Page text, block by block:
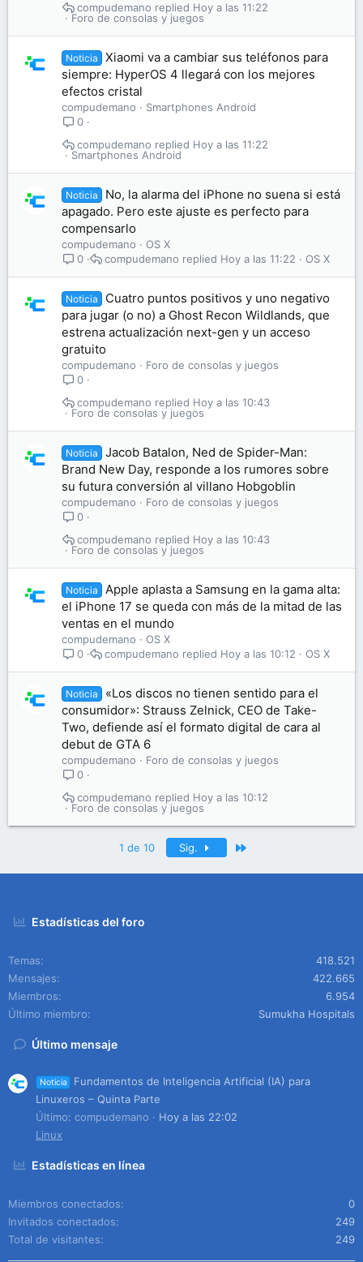
Foro de consolas y juegos
Hoy a las 11:22
compudemano
Noticia
Xiaomi va a cambiar sus teléfonos para
siempre: HyperOS 4 llegará con los mejores
efectos cristal
compudemano
Smartphones Android
0
Smartphones Android
Hoy a las 11:22
compudemano
Noticia
No, la alarma del iPhone no suena si está
apagado. Pero este ajuste es perfecto para
compensarlo
compudemano
OS X
0
OS X
Hoy a las 11:22
compudemano
Noticia
Cuatro puntos positivos y uno negativo
para jugar (o no) a Ghost Recon Wildlands, que
estrena actualización next-gen y un acceso
gratuito
compudemano
Foro de consolas y juegos
0
Foro de consolas y juegos
Hoy a las 10:43
compudemano
Noticia
Jacob Batalon, Ned de Spider-Man:
Brand New Day, responde a los rumores sobre
su futura conversión al villano Hobgoblin
compudemano
Foro de consolas y juegos
0
Foro de consolas y juegos
Hoy a las 10:43
compudemano
Noticia
Apple aplasta a Samsung en la gama alta:
el iPhone 17 se queda con más de la mitad de las
ventas en el mundo
compudemano
OS X
0
OS X
Hoy a las 10:12
compudemano
Noticia
«Los discos no tienen sentido para el
consumidor»: Strauss Zelnick, CEO de Take-
Two, defiende así el formato digital de cara al
debut de GTA 6
compudemano
Foro de consolas y juegos
0
Foro de consolas y juegos
Hoy a las 10:12
compudemano
1 de 10 Sig.
Estadísticas del foro
Temas
418.521
Mensajes
422.665
Miembros
6.954
Último miembro
Sumukha Hospitals
Último mensaje
Noticia
Fundamentos de Inteligencia Artificial (IA) para
Linuxeros – Quinta Parte
Último: compudemano
Hoy a las 22:02
Linux
Estadísticas en línea
Miembros conectados
0
Invitados conectados
249
Total de visitantes
249